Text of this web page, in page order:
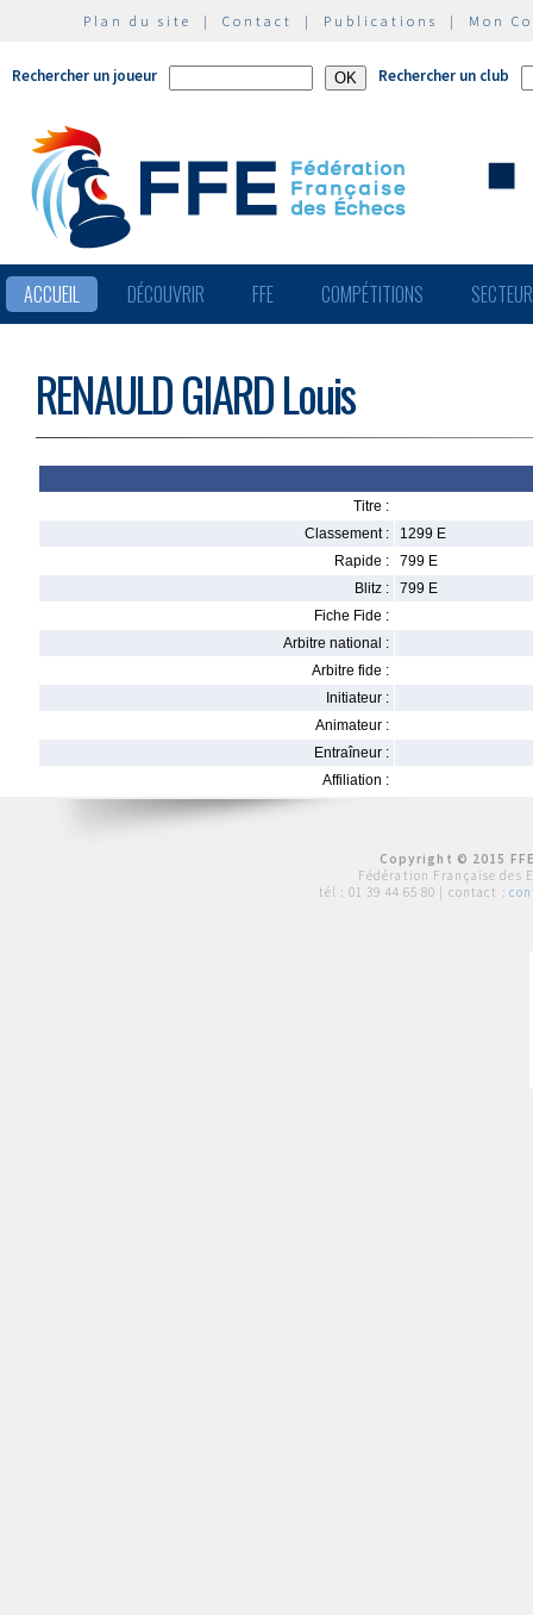
Plan du site | Contact | Publications | Mon
Rechercher un joueur Rechercher un club
ACCUEIL DÉCOUVRIR FFE COMPÉTITIONS
RENAULD GIARD Louis
Titre :
Classement :
1299 E
Rapide :
799 E
Blitz :
799 E
Fiche Fide :
Arbitre national :
Arbitre fide :
Initiateur :
Animateur :
Entraîneur :
Affiliation :
Copyright © 2015
Fédération Française des
tél : 01 39 44 65 80 | contact :